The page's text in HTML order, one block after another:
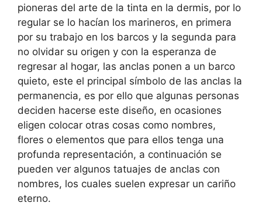
pioneras del arte de la tinta en la dermis, por lo
regular se lo hacían los marineros, en primera
por su trabajo en los barcos y la segunda para
no olvidar su origen y con la esperanza de
regresar al hogar, las anclas ponen a un barco
quieto, este el principal símbolo de las anclas la
permanencia, es por ello que algunas personas
deciden hacerse este diseño, en ocasiones
eligen colocar otras cosas como nombres,
flores o elementos que para ellos tenga una
profunda representación, a continuación se
pueden ver algunos tatuajes de anclas con
nombres, los cuales suelen expresar un cariño
eterno.